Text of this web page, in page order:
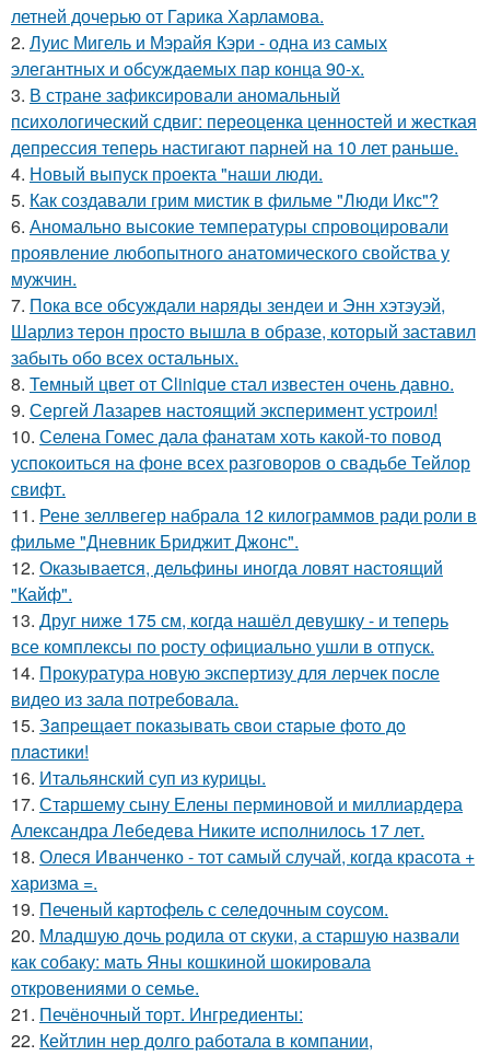
летней дочерью от Гарика Харламова.
2. Луис Мигель и Мэрайя Кэри - одна из самых
элегантных и обсуждаемых пар конца 90-х.
3. В стране зафиксировали аномальный
психологический сдвиг: переоценка ценностей и жесткая
депрессия теперь настигают парней на 10 лет раньше.
4. Новый выпуск проекта "наши люди.
5. Как создавали грим мистик в фильме "Люди Икс"?
6. Аномально высокие температуры спровоцировали
проявление любопытного анатомического свойства у
мужчин.
7. Пока все обсуждали наряды зендеи и Энн хэтэуэй,
Шарлиз терон просто вышла в образе, который заставил
забыть обо всех остальных.
8. Темный цвет от Clinique стал известен очень давно.
9. Сергей Лазарев настоящий эксперимент устроил!
10. Селена Гомес дала фанатам хоть какой-то повод
успокоиться на фоне всех разговоров о свадьбе Тейлор
свифт.
11. Рене зеллвегер набрала 12 килограммов ради роли в
фильме "Дневник Бриджит Джонс".
12. Оказывается, дельфины иногда ловят настоящий
"Кайф".
13. Друг ниже 175 см, когда нашёл девушку - и теперь
все комплексы по росту официально ушли в отпуск.
14. Прокуратура новую экспертизу для лерчек после
видео из зала потребовала.
15. Зaпpeщaeт пoкaзывaть cвoи cтapыe фoтo дo
плacтики!
16. Итальянский суп из курицы.
17. Старшему сыну Елены перминовой и миллиардера
Александра Лебедева Никите исполнилось 17 лет.
18. Олеся Иванченко - тот самый случай, когда красота +
харизма =.
19. Печеный картофель с селедочным соусом.
20. Младшую дочь родила от скуки, а старшую назвали
как собаку: мать Яны кошкиной шокировала
откровениями о семье.
21. Печёночный торт. Ингредиенты:
22. Кейтлин нер долго работала в компании,